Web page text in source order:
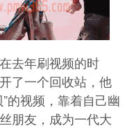
去年刷视频的时
了一个回收站，他
的视频，靠着自己幽
朋友，成为一代大